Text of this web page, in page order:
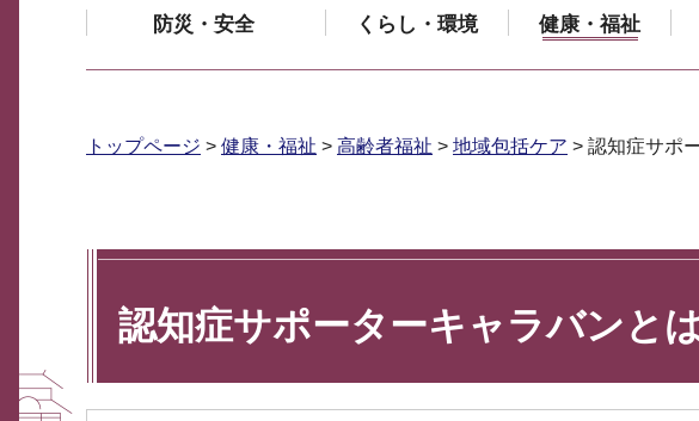
防災・安全 くらし・環境 健康・福祉
トップページ > 健康・福祉 > 高齢者福祉 > 地域包括ケア > 認知症サポ
認知症サポーターキャラバンと